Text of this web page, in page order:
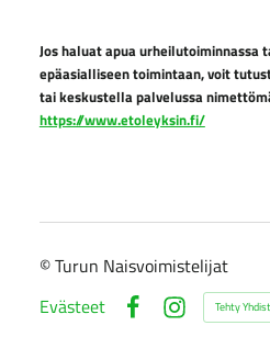
Jos haluat apua urheilutoiminnassa
epäasialliseen toimintaan, voit
tai keskustella palvelussa
https://www.etoleyksin.fi/
©Turun Naisvoimistelijat
Evästeet
FacebookInstagram
Tehty